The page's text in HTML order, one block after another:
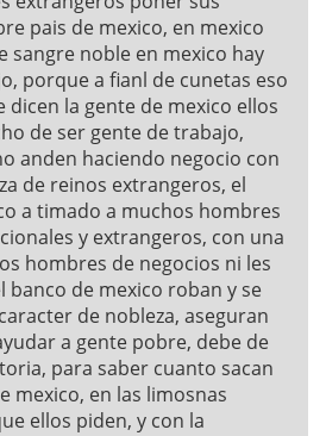
pais de mexico, en mexico
sangre noble en mexico hay
porque a fianl de cunetas eso
dicen la gente de mexico ellos
de ser gente de trabajo,
anden haciendo negocio con
de reinos extrangeros, el
a timado a muchos hombres
y extrangeros, con una
hombres de negocios ni les
banco de mexico roban y se
de nobleza, aseguran
a gente pobre, debe de
para saber cuanto sacan
mexico, en las limosnas
ellos piden, y con la